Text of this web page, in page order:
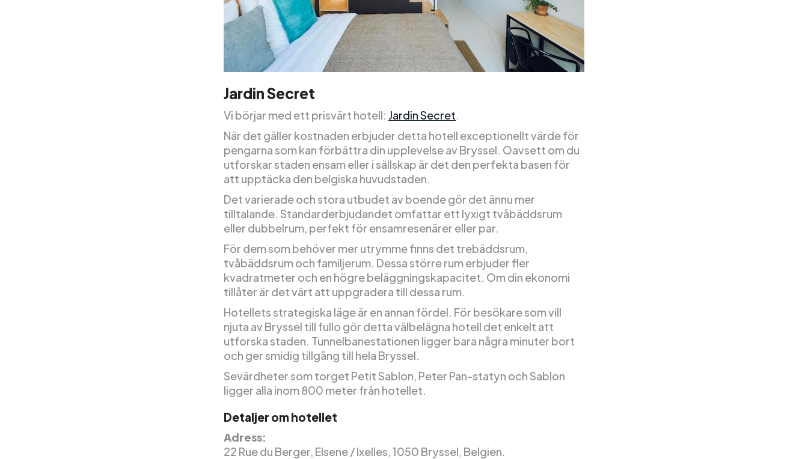
Jardin Secret
Vi börjar med ett prisvärt hotell: Jardin Secret.
När det gäller kostnaden erbjuder detta hotell exceptionellt värde för
pengarna som kan förbättra din upplevelse av Bryssel. Oavsett om du
utforskar staden ensam eller i sällskap är det den perfekta basen för
att upptäcka den belgiska huvudstaden.
Det varierade och stora utbudet av boende gör det ännu mer
tilltalande. Standarderbjudandet omfattar ett lyxigt tvåbäddsrum
eller dubbelrum, perfekt för ensamresenärer eller par.
För dem som behöver mer utrymme finns det trebäddsrum,
tvåbäddsrum och familjerum. Dessa större rum erbjuder fler
kvadratmeter och en högre beläggningskapacitet. Om din ekonomi
tillåter är det värt att uppgradera till dessa rum.
Hotellets strategiska läge är en annan fördel. För besökare som vill
njuta av Bryssel till fullo gör detta välbelägna hotell det enkelt att
utforska staden. Tunnelbanestationen ligger bara några minuter bort
och ger smidig tillgång till hela Bryssel.
Sevärdheter som torget Petit Sablon, Peter Pan-statyn och Sablon
ligger alla inom 800 meter från hotellet.
Detaljer om hotellet
Adress:
22 Rue du Berger, Elsene / Ixelles, 1050 Bryssel, Belgien.